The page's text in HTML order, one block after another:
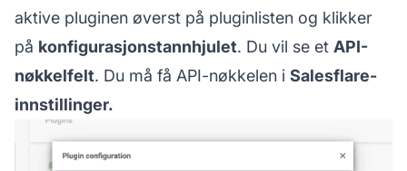
aktive pluginen øverst på pluginlisten og klikker
på konfigurasjonstannhjulet. Du vil se et API-
nøkkelfelt. Du må få API-nøkkelen i Salesflare-
innstillinger.